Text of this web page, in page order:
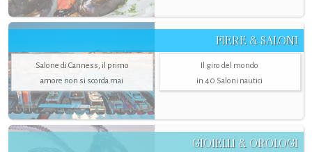
FIERE & SALONI
Salone di Canness, il primo
amore non si scorda mai
Il giro del mondo
in 40 Saloni nautici
GIOIELLI & OROLOGI